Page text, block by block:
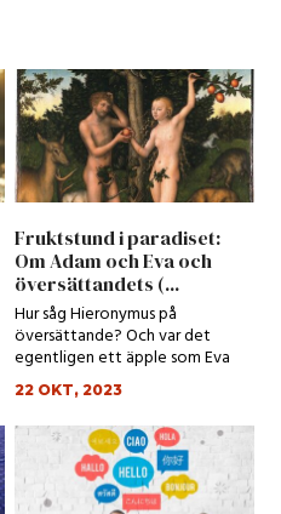
Fruktstund i paradiset:
Om Adam och Eva och
översättandets (...
Hur såg Hieronymus på
översättande? Och var det
egentligen ett äpple som Eva
åt?
22 OKT, 2023